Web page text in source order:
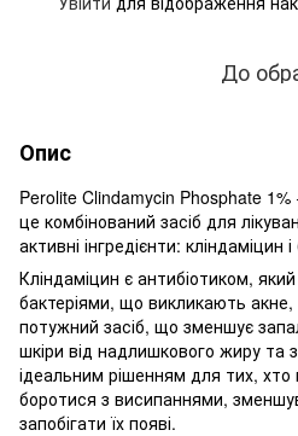
До
Опис
Perolite Clindamycin Phosphate
це комбінований засіб для
активні інгредієнти: кліндаміцин
Кліндаміцин є антибіотиком,
бактеріями, що викликають акне,
потужний засіб, що зменшує
шкіри від надлишкового жиру та
ідеальним рішенням для тих,
боротися з висипаннями,
запобігати їх появі.